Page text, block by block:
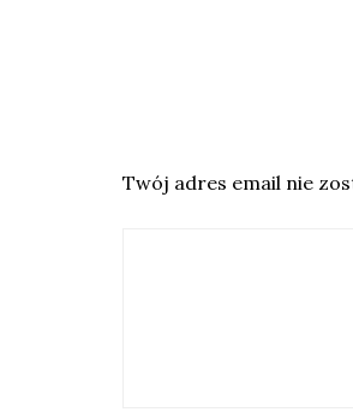
Twój adres email nie